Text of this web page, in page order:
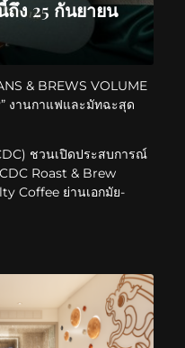
ง 25 กันยายน
& BREWS VOLUME
งานกาแฟและมัทฉะสุด
ชวนเปิดประสบการณ์
Roast & Brew
Coffee ย่านเอกมัย-